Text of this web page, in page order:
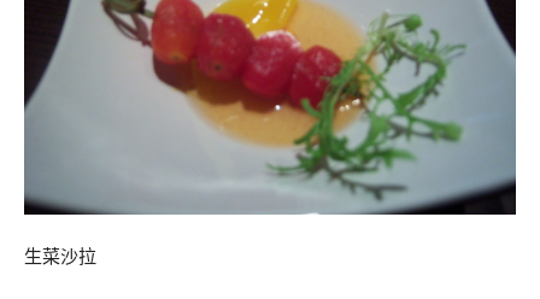
生菜沙拉